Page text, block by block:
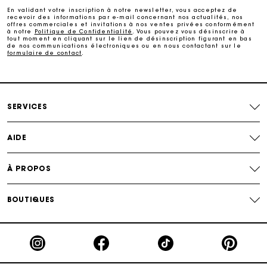
Echanges & Retours offerts
En validant votre inscription à notre newsletter, vous acceptez de
recevoir des informations par e-mail concernant nos actualités, nos
offres commerciales et invitations à nos ventes privées conformément
à notre
Politique de Confidentialité
. Vous pouvez vous désinscrire à
tout moment en cliquant sur le lien de désinscription figurant en bas
de nos communications électroniques ou en nous contactant sur le
formulaire de contact
SERVICES
AIDE
À PROPOS
BOUTIQUES